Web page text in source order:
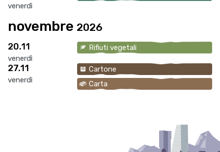
venerdì
novembre 2026
20.11
venerdì
Rifiuti vegetali
27.11
venerdì
Cartone
Carta